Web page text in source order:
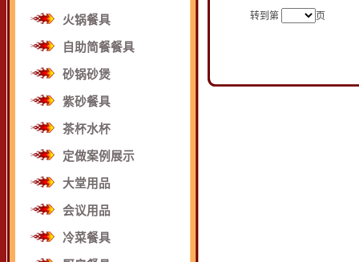
火锅餐具
自助简餐餐具
砂锅砂煲
紫砂餐具
茶杯水杯
定做案例展示
大堂用品
会议用品
冷菜餐具
转到第 页